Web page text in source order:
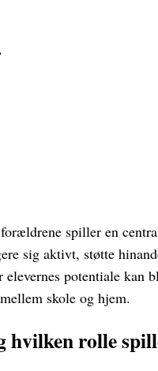
spiller en
sig aktivt, støtte
potentiale kan
skole og hjem.
hvilken rolle